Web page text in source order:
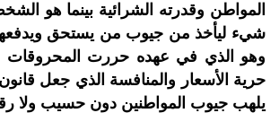
المواطن وقدرته الشرائية بينما هو
شيء ليأخذ من جيوب من يستحق
وهو الذي في عهده حررت المحروقات
حرية الأسعار والمنافسة الذي جعل
يلهب جيوب المواطنين دون حسيب ولا